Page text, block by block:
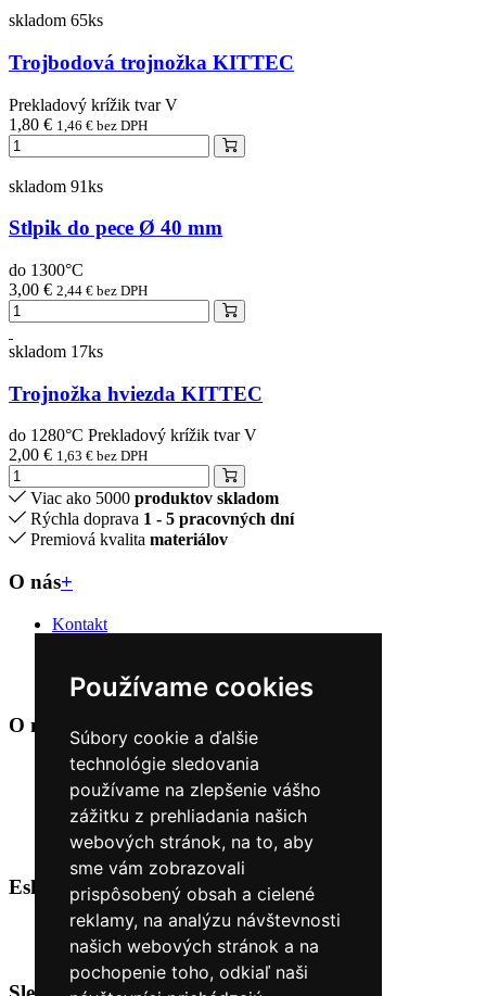
Používame cookies
Súbory cookie a ďalšie
technológie sledovania
používame na zlepšenie vášho
zážitku z prehliadania našich
webových stránok, na to, aby
sme vám zobrazovali
prispôsobený obsah a cielené
reklamy, na analýzu návštevnosti
našich webových stránok a na
pochopenie toho, odkiaľ naši
skladom 65ks
Trojbodová trojnožka KITTEC
Prekladový krížik tvar V
1,80 € 1,46 € bez DPH
skladom 91ks
Stlpik do pece Ø 40 mm
do 1300°C
3,00 € 2,44 € bez DPH
skladom 17ks
Trojnožka hviezda KITTEC
do 1280°C Prekladový krížik tvar V
2,00 € 1,63 € bez DPH
Viac ako 5000 produktov skladom
Rýchla doprava 1 - 5 pracovných dní
Premiová kvalita materiálov
O nás+
Kontakt
Úvod
O nákupe
Obchodné podmienky
Reklamačné podmienky
Možnosti dopravy a platby
Nákup na splátky cez Quatro
Odstúpiť od zmluvy TU
Eshop Kontakt+
0944 38 68 68
objednavky@malovanysvet.sk